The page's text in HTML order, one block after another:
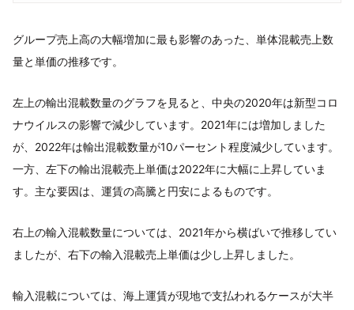
グループ売上高の大幅増加に最も影響のあった、単体混載売上数
量と単価の推移です。
左上の輸出混載数量のグラフを見ると、中央の2020年は新型コロ
ナウイルスの影響で減少しています。2021年には増加しました
が、2022年は輸出混載数量が10パーセント程度減少しています。
一方、左下の輸出混載売上単価は2022年に大幅に上昇していま
す。主な要因は、運賃の高騰と円安によるものです。
右上の輸入混載数量については、2021年から横ばいで推移してい
ましたが、右下の輸入混載売上単価は少し上昇しました。
輸入混載については、海上運賃が現地で支払われるケースが大半